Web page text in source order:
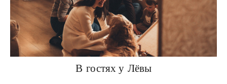
В гостях у Лёвы